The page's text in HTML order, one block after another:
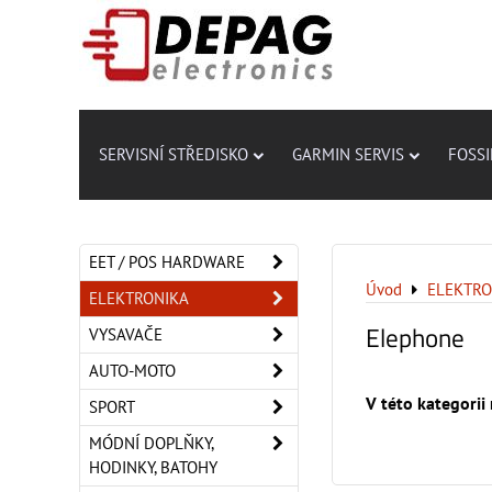
SERVISNÍ STŘEDISKO GARMIN SERVIS
Úvod
Elephone
EET / POS HARDWARE
ELEKTRONIKA
VYSAVAČE
AUTO-MOTO
SPORT
MÓDNÍ DOPLŇKY,
HODINKY, BATOHY